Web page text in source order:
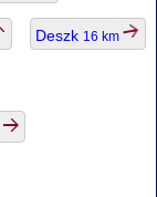
Deszk 16 km